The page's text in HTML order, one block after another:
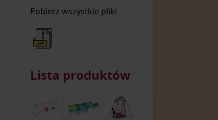
Pobierz wszystkie pliki
Lista produktów